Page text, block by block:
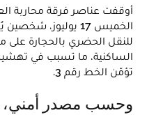
أوقفت عناصر فرقة محاربة
الخميس 17
للنقل الحضري بالحجارة
الساكنية، ما تسبب في تهشيم
تؤمّن الخط رقم 3.
وحسب مصدر أمني، جاء هذا التدخل الأمني